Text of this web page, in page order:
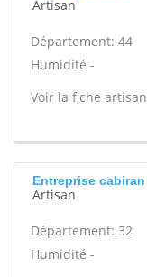
Artisan
Département: 44
Humidité -
Voir la fiche
Entreprise
Artisan
Département: 32
Humidité -